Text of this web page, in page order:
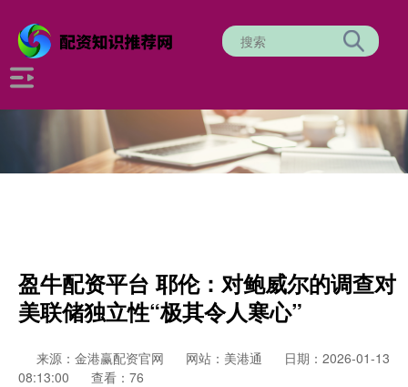
盈牛配资平台 耶伦：对鲍威尔的调查对
美联储独立性“极其令人寒心”
来源：金港赢配资官网 网站：美港通
日期：2026-01-13
08:13:00
查看：76